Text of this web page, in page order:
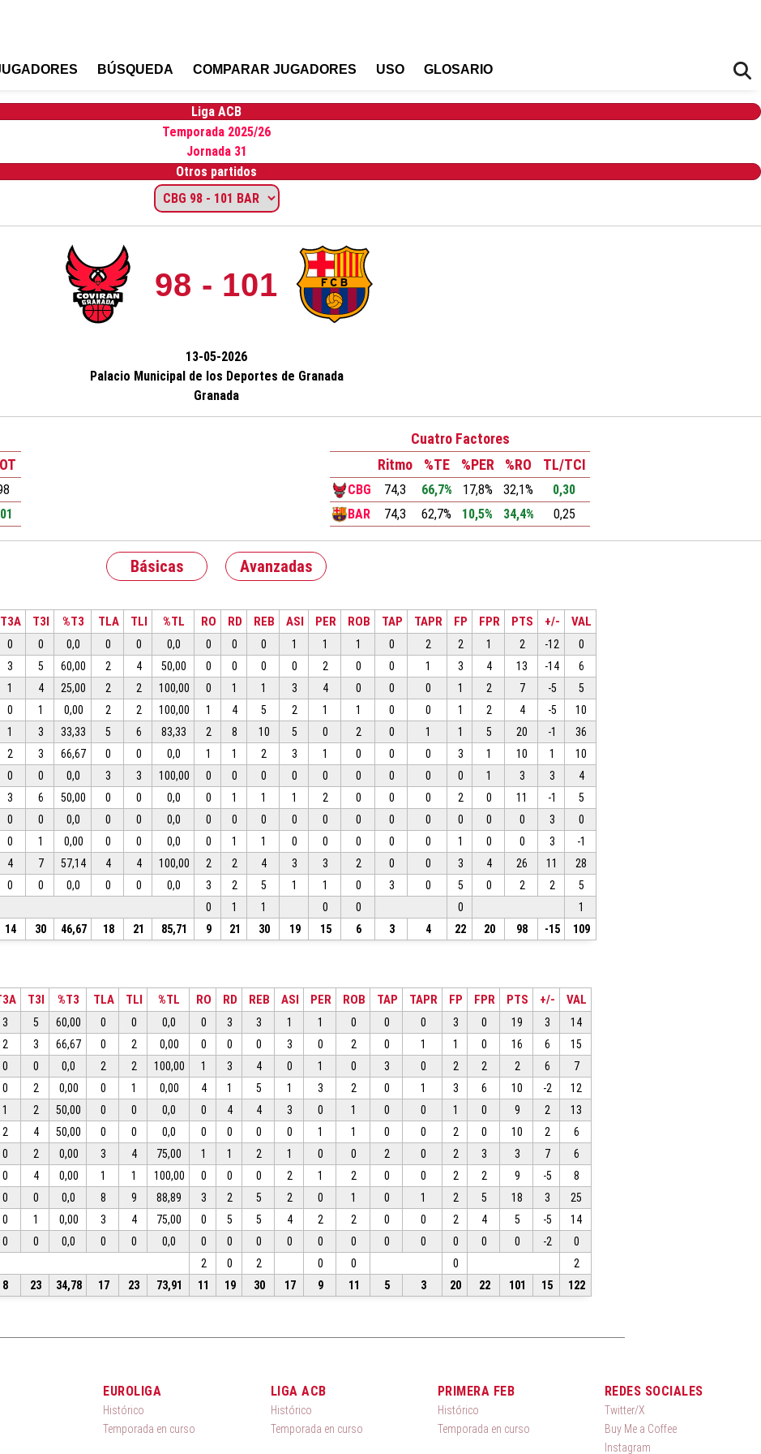
BÚSQUEDA COMPARAR JUGADORES USO GLOSARIO
Liga ACB
Temporada 2025/26
Jornada 31
Otros partidos
98 - 101
13-05-2026
Palacio Municipal de los Deportes de Granada
Granada
Cuatro Factores
Ritmo
%TE %PER %RO TL/TCI
CBG 74,3 66,7% 17,8% 32,1%
0,30
BAR
74,3 62,7% 10,5% 34,4% 0,25
Básicas Avanzadas
T3A T3I %T3 TLA TLI %TL RO RD REB ASI PER ROB TAP TAPR FP FPR PTS +/- VAL
0 0 0,0 0 0 0,0 0 0 0 1 1 1 0 2 2 1 2 -12
0
3 5 60,00 2 4 50,00 0 0 0 0 2 0 0 1 3 4 13 -14
6
1 4 25,00 2 2 100,00 0 1 1 3 4 0 0 0 1 2 7 -5
5
0 1 0,00 2 2 100,00 1 4 5 2 1 1 0 0 1 2 4 -5
10
1 3 33,33 5 6 83,33 2 8 10 5 0 2 0 1 1 5 20 -1
36
2 3 66,67 0 0 0,0 1 1 2 3 1 0 0 0 3 1 10 1
10
0 0 0,0 3 3 100,00 0 0 0 0 0 0 0 0 0 1 3 3
4
3 6 50,00 0 0 0,0 0 1 1 1 2 0 0 0 2 0 11 -1
5
0 0 0,0 0 0 0,0 0 0 0 0 0 0 0 0 0 0 0 3
0
0 1 0,00 0 0 0,0 0 1 1 0 0 0 0 0 1 0 0 3
-1
4 7 57,14 4 4 100,00 2 2 4 3 3 2 0 0 3 4 26 11
28
0 0 0,0 0 0 0,0 3 2 5 1 1 0 3 0 5 0 2 2
5
0 1 1 0 0 0
1
14 30 46,67 18 21 85,71 9 21 30 19 15 6 3 4 22 20 98 -15 109
T3I %T3 TLA TLI %TL RO RD REB ASI PER ROB TAP TAPR FP FPR PTS +/- VAL
3 5 60,00 0 0 0,0 0 3 3 1 1 0 0 0 3 0 19 3
14
2 3 66,67 0 2 0,00 0 0 0 3 0 2 0 1 1 0 16 6
15
0 0 0,0 2 2 100,00 1 3 4 0 1 0 3 0 2 2 2 6
7
0 2 0,00 0 1 0,00 4 1 5 1 3 2 0 1 3 6 10 -2
12
1 2 50,00 0 0 0,0 0 4 4 3 0 1 0 0 1 0 9 2
13
2 4 50,00 0 0 0,0 0 0 0 0 1 1 0 0 2 0 10 2
6
0 2 0,00 3 4 75,00 1 1 2 1 0 0 2 0 2 3 3 7
6
0 4 0,00 1 1 100,00 0 0 0 2 1 2 0 0 2 2 9 -5
8
0 0 0,0 8 9 88,89 3 2 5 2 0 1 0 1 2 5 18 3
25
0 1 0,00 3 4 75,00 0 5 5 4 2 2 0 0 2 4 5 -5
14
0 0 0,0 0 0 0,0 0 0 0 0 0 0 0 0 0 0 0 -2
0
2 0 2 0 0 0
2
8 23 34,78 17 23 73,91 11 19 30 17 9 11 5 3 20 22 101 15 122
EUROLIGA
Histórico
Temporada en curso
LIGA ACB
Histórico
Temporada en curso
PRIMERA FEB
Histórico
Temporada en curso
REDES SOCIALES
Twitter/X
Buy Me a Coffee
Instagram